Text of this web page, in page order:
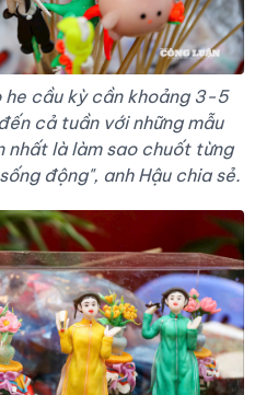
he cầu kỳ cần khoảng 3-5
cả tuần với những mẫu
nhất là làm sao chuốt từng
động", anh Hậu chia sẻ.